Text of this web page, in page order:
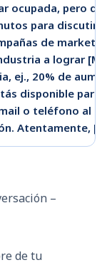
ocupada, pero
para discutir
de
a lograr
ej., 20% de
disponible para
o teléfono al
Atentamente,
–
de tu